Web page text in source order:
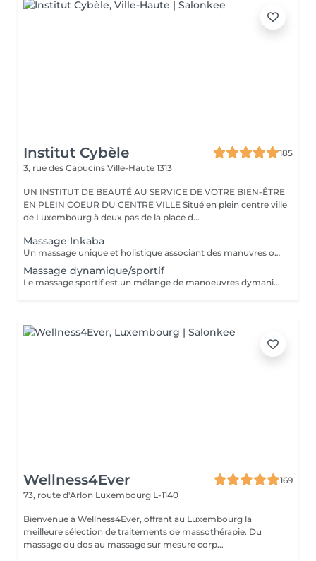
Institut Cybèle
185
3, rue des Capucins Ville-Haute 1313
UN INSTITUT DE BEAUTÉ AU SERVICE DE VOTRE BIEN-ÊTRE
EN PLEIN COEUR DU CENTRE VILLE Situé en plein centre ville
de Luxembourg à deux pas de la place d...
Massage Inkaba
Un massage unique et holistique associant des manuvres originaire du monde entier, alliant mouvements lents et appuyés. Ce massage stimule les défenses immunitaires de notre corps et augmente le niveau d'énergie. Evasion et relaxation profonde garanties !
Massage dynamique/sportif
Le massage sportif est un mélange de manoeuvres dymaniques et profondes sur les muscles : pétrissages, frictions, pressions, vibrations et étirements contribuent à préparer, restaurer ou entretenir le physique du sportif ou de toute autre personne physiquement active. Véritable booster d'énergie, ce massage stimule et revitalise.
Wellness4Ever
169
73, route d'Arlon Luxembourg L-1140
Bienvenue à Wellness4Ever, offrant au Luxembourg la
meilleure sélection de traitements de massothérapie. Du
massage du dos au massage sur mesure corp...